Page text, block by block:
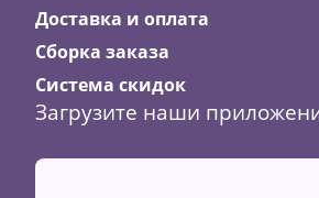
Доставка и оплата
Сборка заказа
Система скидок
Загрузите наши